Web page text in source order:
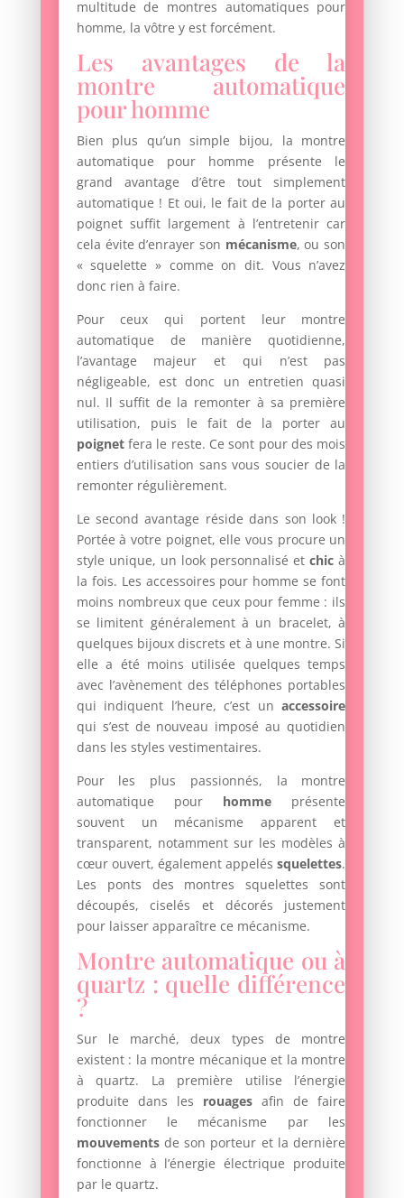
multitude de montres automatiques pour
homme, la vôtre y est forcément.
Les avantages de la
montre automatique
pour homme
Bien plus qu’un simple bijou, la montre
automatique pour homme présente le
grand avantage d’être tout simplement
automatique ! Et oui, le fait de la porter au
poignet suffit largement à l’entretenir car
cela évite d’enrayer son mécanisme, ou son
« squelette » comme on dit. Vous n’avez
donc rien à faire.
Pour ceux qui portent leur montre
automatique de manière quotidienne,
l’avantage majeur et qui n’est pas
négligeable, est donc un entretien quasi
nul. Il suffit de la remonter à sa première
utilisation, puis le fait de la porter au
poignetfera le reste. Ce sont pour des mois
entiers d’utilisation sans vous soucier de la
remonter régulièrement.
Le second avantage réside dans son look !
Portée à votre poignet, elle vous procure un
style unique, un look personnalisé etchic à
la fois. Les accessoires pour homme se font
moins nombreux que ceux pour femme : ils
se limitent généralement à un bracelet, à
quelques bijoux discrets et à une montre. Si
elle a été moins utilisée quelques temps
avec l’avènement des téléphones portables
qui indiquent l’heure, c’est unaccessoire
qui s’est de nouveau imposé au quotidien
dans les styles vestimentaires.
Pour les plus passionnés, la montre
automatique pourhomme présente
souvent un mécanisme apparent et
transparent, notamment sur les modèles à
cœur ouvert, également appeléssquelettes.
Les ponts des montres squelettes sont
découpés, ciselés et décorés justement
pour laisser apparaître ce mécanisme.
Montre automatique ou à
quartz : quelle différence
?
Sur le marché, deux types de montre
existent : la montre mécanique et la montre
à quartz. La première utilise l’énergie
produite dans les rouagesafin de faire
fonctionner le mécanisme par les
mouvementsde son porteur et la dernière
fonctionne à l’énergie électrique produite
par le quartz.